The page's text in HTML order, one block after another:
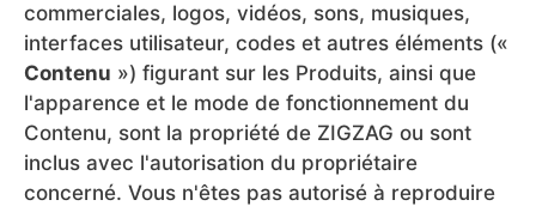
commerciales, logos, vidéos, sons, musiques,
interfaces utilisateur, codes et autres éléments («
Contenu ») figurant sur les Produits, ainsi que
l'apparence et le mode de fonctionnement du
Contenu, sont la propriété de ZIGZAG ou sont
inclus avec l'autorisation du propriétaire
concerné. Vous n'êtes pas autorisé à reproduire